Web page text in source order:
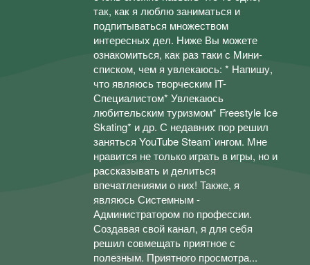
так, как я люблю заниматься и
подпитываться множеством
интересных дел. Ниже Вы можете
ознакомиться, как раз таки с Мини-
списком, чем я увлекаюсь: * Напишу,
что являюсь творческим IT-
Специалистом* Увлекаюсь
любительским туризмом* Freestyle Ice
Skating* и др. С недавних пор решил
заняться YouTube Steam`ингом. Мне
нравится не только играть в игры, но и
рассказывать и делиться
впечатлениями о них! Также, я
являюсь Системным -
Администратором по профессии.
Создавая свой канал, я для себя
решил совмещать приятное с
полезным. Приятного просмотра...